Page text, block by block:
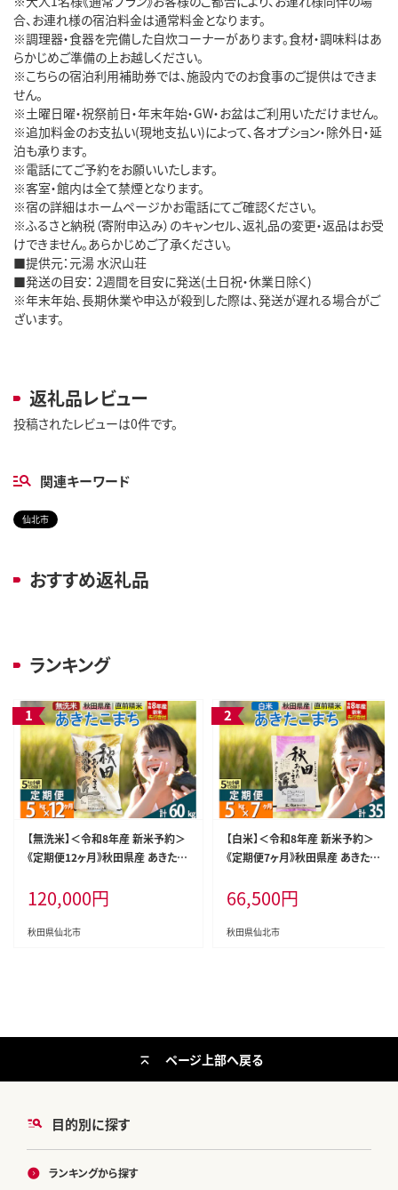
合、お連れ様の宿泊料金は通常料金となります。
※調理器・食器を完備した自炊コーナーがあります。食材・調味料はあ
らかじめご準備の上お越しください。
※こちらの宿泊利用補助券では、施設内でのお食事のご提供はできま
せん。
※土曜日曜・祝祭前日・年末年始・GW・お盆はご利用いただけません。
※追加料金のお支払い(現地支払い)によって、各オプション・除外日・延
泊も承ります。
※電話にてご予約をお願いいたします。
※客室・館内は全て禁煙となります。
※宿の詳細はホームページかお電話にてご確認ください。
※ふるさと納税（寄附申込み）のキャンセル、返礼品の変更・返品はお受
けできません。あらかじめご了承ください。
■提供元：元湯 水沢山荘
■発送の目安： 2週間を目安に発送(土日祝・休業日除く)
※年末年始、長期休業や申込が殺到した際は、発送が遅れる場合がご
ざいます。
返礼品レビュー
投稿されたレビューは0件です。
関連キーワード
仙北市
おすすめ返礼品
ランキング
【無洗米】＜令和8年産 新米予約＞
《定期便12ヶ月》秋田県産 あきたこ
ロ お米 匠 [サンファーム西木 米5k
g 米 5kg 米 5kg定期便 お米定期
便 あきたこまち ごはん 米 お米]
120,000円
秋田県仙北市
【白米】＜令和8年産 新米予約＞
《定期便7ヶ月》秋田県産 あきたこま
米 匠 [サンファーム西木 米5kg 米
5kg 米 5kg定期便 お米定期便 白
米 あきたこまち ごはん 米 お米 精
66,500円
秋田県仙北市
目的別に探す
ランキングから探す
ページ上部へ戻る